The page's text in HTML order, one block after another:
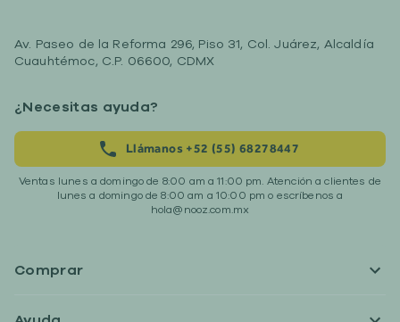
Av. Paseo de la Reforma 296, Piso 31, Col. Juárez, Alcaldía
Cuauhtémoc, C.P. 06600, CDMX
¿Necesitas ayuda?
Llámanos +52 (55) 68278447
Ventas lunes a domingo de 8:00 am a 11:00 pm. Atención a clientes de
lunes a domingo de 8:00 am a 10:00 pm o escríbenos a
hola@nooz.com.mx
Comprar